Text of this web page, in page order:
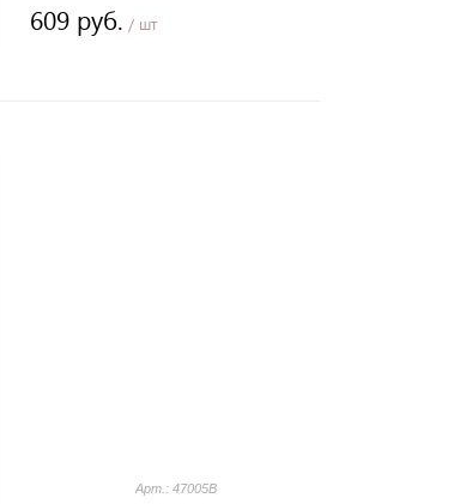
609 руб. / шт
Арт.: 47005B